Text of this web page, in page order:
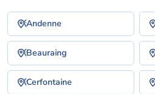
Andenne
Beauraing
Cerfontaine